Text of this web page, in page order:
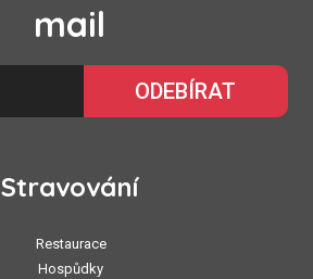
mail
ODEBÍRAT
Stravování
Restaurace
Hospůdky